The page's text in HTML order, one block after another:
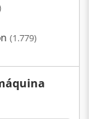
(1.779)